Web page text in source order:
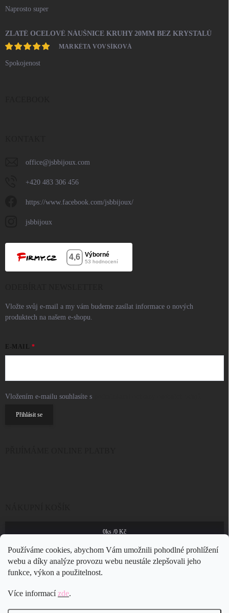
Používáme cookies, abychom Vám umožnili pohodlné prohlížení
webu a díky analýze provozu webu neustále zlepšovali jeho
funkce, výkon a použitelnost.
Více informacízde.
Naprosto super
ZLATÉ OCELOVÉ NÁUŠNICE KRUHY 20MM BEZ KRYSTALŮ
MARKÉTA VOVSÍKOVÁ
Spokojenost
office@jsbbijoux.com
+420 483 306 456
https://www.facebook.com/jsbbijoux/
jsbbijoux
Vložte svůj e-mail a my vám budeme zasílat informace o nových
produktech na našem e-shopu.
E-MAIL
Vložením e-mailu souhlasíte s
Přihlásit se
0ks /0 Kč